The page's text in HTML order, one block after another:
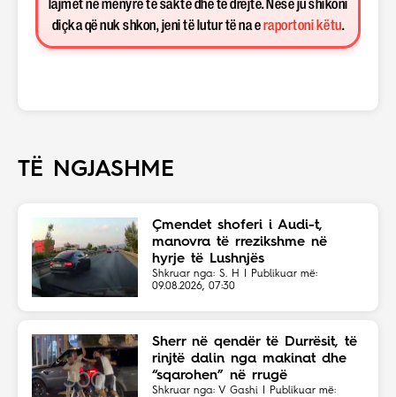
lajmet në mënyrë të saktë dhe të drejtë. Nëse ju shikoni
diçka që nuk shkon, jeni të lutur të na e raportoni këtu.
TË NGJASHME
Çmendet shoferi i Audi-t,
manovra të rrezikshme në
hyrje të Lushnjës
Shkruar nga: S. H | Publikuar më:
09.08.2026, 07:30
Sherr në qendër të Durrësit, të
rinjtë dalin nga makinat dhe
“sqarohen” në rrugë
Shkruar nga: V Gashi | Publikuar më: